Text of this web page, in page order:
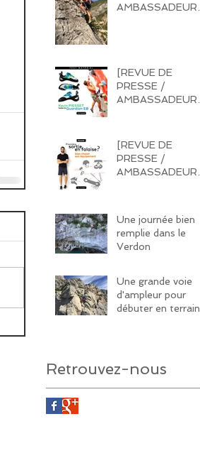
AMBASSADEUR]
[REVUE DE
PRESSE /
AMBASSADEUR]
[REVUE DE
PRESSE /
AMBASSADEUR]
Une journée bien
remplie dans le
Verdon
Une grande voie
d'ampleur pour
débuter en terrain
Retrouvez-nous